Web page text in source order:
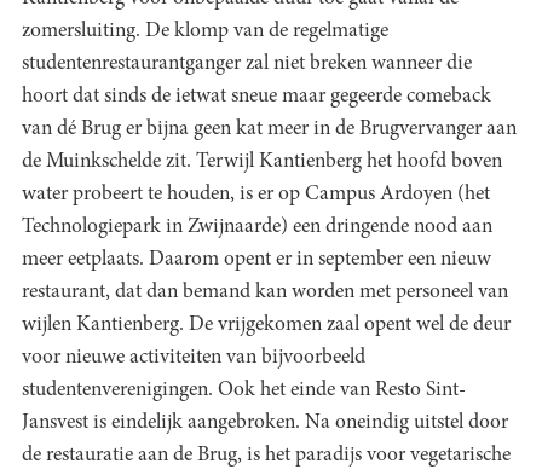
zomersluiting. De klomp van de regelmatige
studentenrestaurantganger zal niet breken wanneer die
hoort dat sinds de ietwat sneue maar gegeerde comeback
van dé Brug er bijna geen kat meer in de Brugvervanger aan
de Muinkschelde zit. Terwijl Kantienberg het hoofd boven
water probeert te houden, is er op Campus Ardoyen (het
Technologiepark in Zwijnaarde) een dringende nood aan
meer eetplaats. Daarom opent er in september een nieuw
restaurant, dat dan bemand kan worden met personeel van
wijlen Kantienberg. De vrijgekomen zaal opent wel de deur
voor nieuwe activiteiten van bijvoorbeeld
studentenverenigingen. Ook het einde van Resto Sint-
Jansvest is eindelijk aangebroken. Na oneindig uitstel door
de restauratie aan de Brug, is het paradijs voor vegetarische